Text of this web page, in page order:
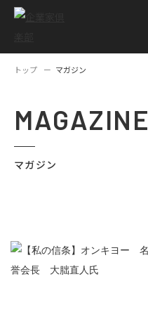
トップ マガジン
MAGAZINE
マガジン